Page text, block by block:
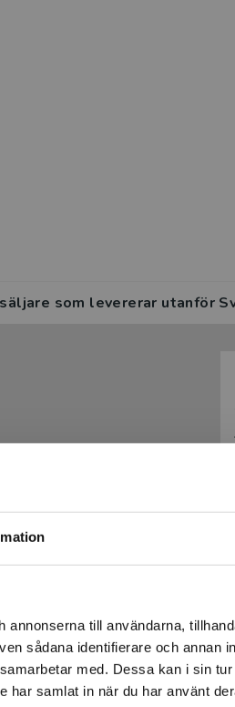
till användarna,
sådana identifierare och annan
med. Dessa kan i sin
har samlat in när du har använt
nyponochviljaforlag.se via
inte leveranser
slutföra ett köp måste
som levererar utanför